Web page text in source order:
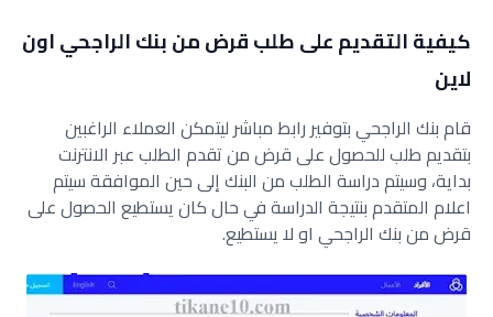
كيفية التقديم على طلب قرض من بنك الراجحي اون
لاين
قام بنك الراجحي بتوفير رابط مباشر ليتمكن العملاء الراغبين
بتقديم طلب للحصول على قرض من تقدم الطلب عبر الانترنت
بداية، وسيتم دراسة الطلب من البنك إلى حين الموافقة سيتم
اعلام المتقدم بنتيجة الدراسة في حال كان يستطيع الحصول على
قرض من بنك الراجحي او لا يستطيع.